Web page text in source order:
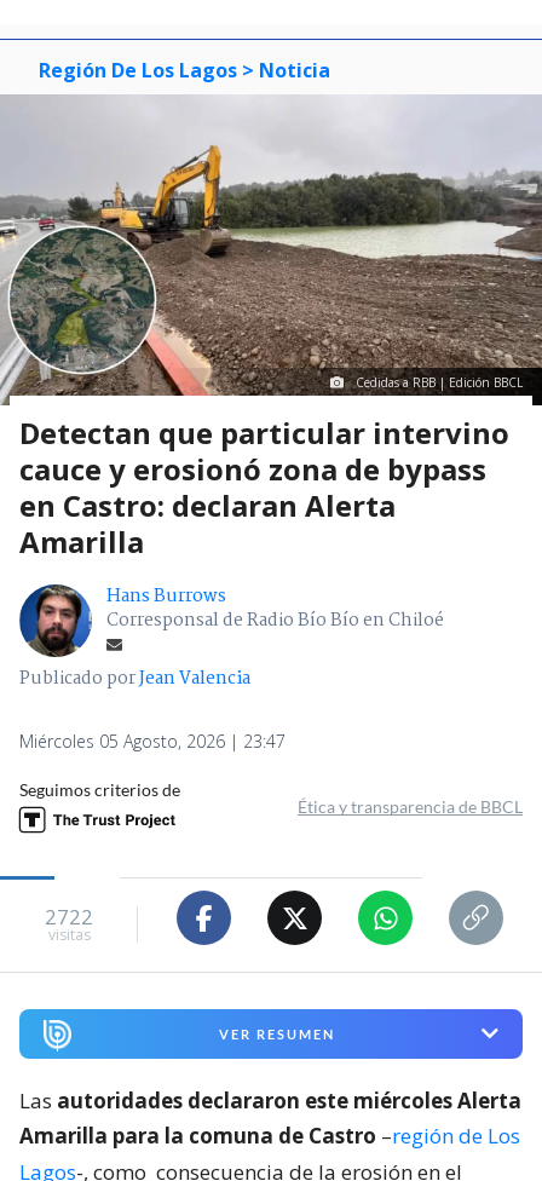
Región De Los Lagos > Noticia
Cedidas a RBB | Edición BBCL
Detectan que particular intervino
cauce y erosionó zona de bypass
en Castro: declaran Alerta
Amarilla
Hans Burrows
Corresponsal de Radio Bío Bío en Chiloé
Publicado porJean Valencia
Miércoles 05 Agosto, 2026 | 23:47
Seguimos criterios de
Ética y transparencia de BBCL
2722
visitas
VER RESUMEN
Las autoridades declararon este miércoles Alerta
Amarilla para la comuna de Castro –región de Los
Lagos-, como consecuencia de la erosión en el